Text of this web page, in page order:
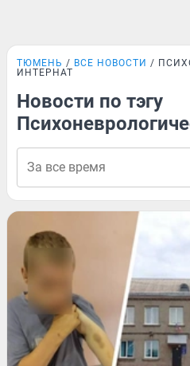
ТЮМЕНЬ ВСЕ НОВОСТИ
ИНТЕРНАТ
Новости по тэгу